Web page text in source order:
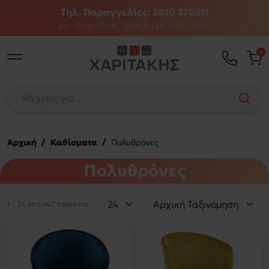
Τηλ. Παραγγελίες: 2810 370511
Δευ - Παρ: 09:00 - 21:00 & Σάβ: 9:00 - 20:00
0
Αρχική / Καθίσματα / Πολυθρόνες
Πολυθρόνες
1 - 24 από 447 προϊόντα